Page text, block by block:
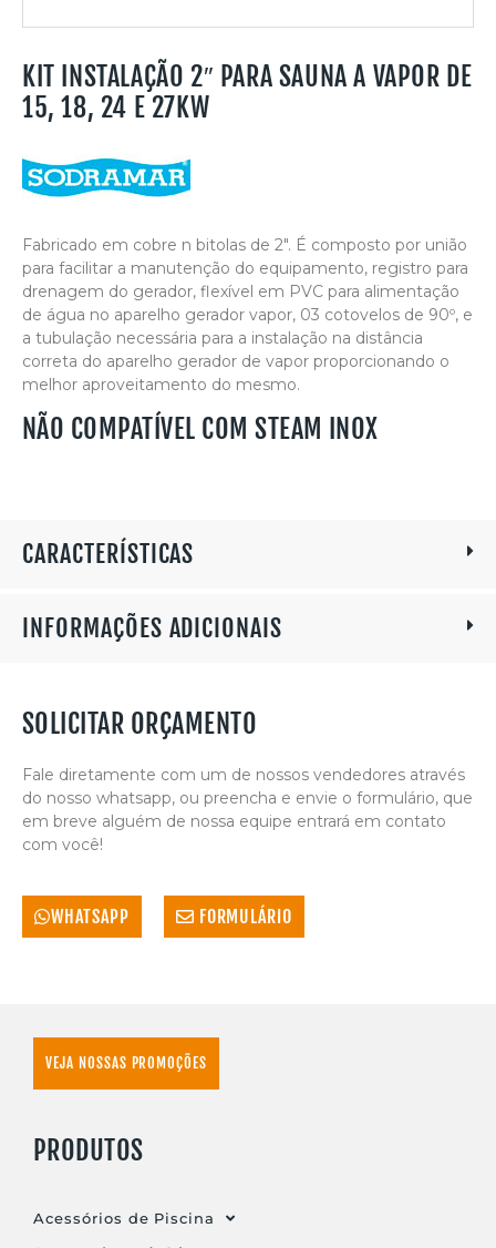
KIT INSTALAÇÃO 2″ PARA SAUNA A VAPOR DE
15, 18, 24 E 27KW
Fabricado em cobre n bitolas de 2″. É composto por união
para facilitar a manutenção do equipamento, registro para
drenagem do gerador, flexível em PVC para alimentação
de água no aparelho gerador vapor, 03 cotovelos de 90º, e
a tubulação necessária para a instalação na distância
correta do aparelho gerador de vapor proporcionando o
melhor aproveitamento do mesmo.
NÃO COMPATÍVEL COM STEAM INOX
CARACTERÍSTICAS
INFORMAÇÕES ADICIONAIS
SOLICITAR ORÇAMENTO
Fale diretamente com um de nossos vendedores através
do nosso whatsapp, ou preencha e envie o formulário, que
em breve alguém de nossa equipe entrará em contato
com você!
WHATSAPP FORMULÁRIO
VEJA NOSSAS PROMOÇÕES
PRODUTOS
Acessórios de Piscina